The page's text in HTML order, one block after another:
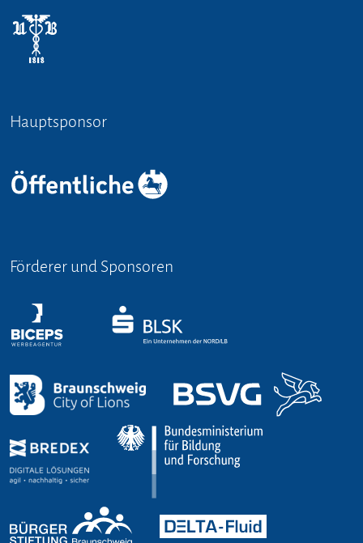
Hauptsponsor
Förderer und Sponsoren